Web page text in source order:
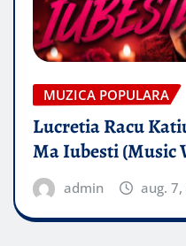
MUZICA POPULARA
Lucretia Racu
Ma Iubesti (Music
admin aug.